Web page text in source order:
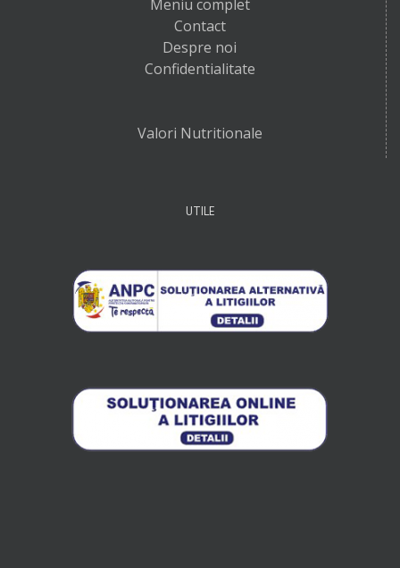
Meniu complet
Contact
Despre noi
Confidentialitate
Valori Nutritionale
UTILE